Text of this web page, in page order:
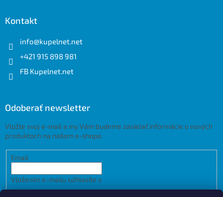
Kontakt
info@kupelnet.net
+421 915 898 981
FB Kupelnet.net
Odoberať newsletter
Vložte svoj e-mail a my Vám budeme zasielať informácie o nových
produktoch na našom e-shope.
Email
Vložením e-mailu súhlasíte s
údajov